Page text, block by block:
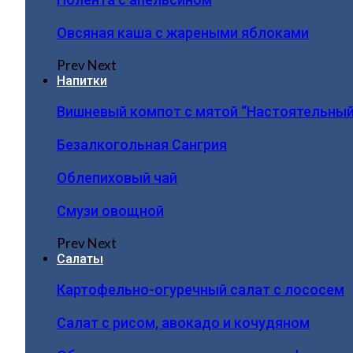
Овсяная каша с жареными яблоками
PrevNext
Напитки
Вишневый компот с мятой
Безалкогольная Сангрия
Облепиховый чай
Смузи овощной
PrevNext
Салаты
Картофельно-огуречный салат с лососем
Салат с рисом, авокадо и кочудяном